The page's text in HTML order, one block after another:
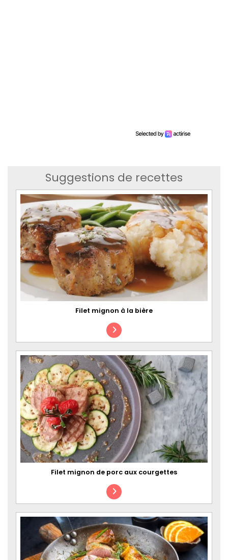
Suggestions de recettes
Filet mignon à la bière
Filet mignon de porc aux courgettes